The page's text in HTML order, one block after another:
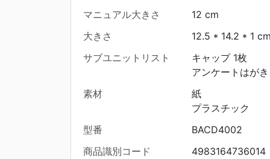
マニュアル大きさ
12 cm
大きさ
12.5 * 14.2 * 1
サブユニットリスト
キャップ 1枚
アンケートはが
素材
紙
プラスチック
型番
BACD4002
商品識別コード
4983164736014